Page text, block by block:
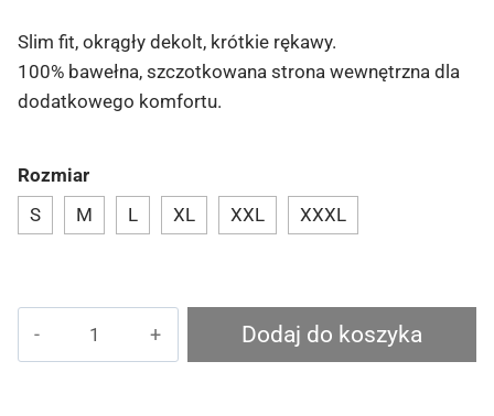
wynosiła:
169.99 zł.
wynosi:
139.00 zł.
Slim fit, okrągły dekolt, krótkie rękawy.
100% bawełna, szczotkowana strona wewnętrzna dla
dodatkowego komfortu.
Rozmiar
S
M L XL XXL XXXL
Dodaj do koszyka